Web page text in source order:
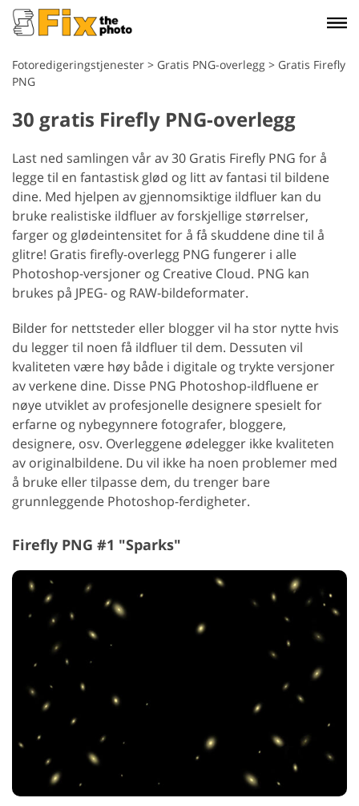
Fotoredigeringstjenester > Gratis PNG-overlegg > Gratis Firefly
PNG
30 gratis Firefly PNG-overlegg
Last ned samlingen vår av 30 Gratis Firefly PNG for å
legge til en fantastisk glød og litt av fantasi til bildene
dine. Med hjelpen av gjennomsiktige ildfluer kan du
bruke realistiske ildfluer av forskjellige størrelser,
farger og glødeintensitet for å få skuddene dine til å
glitre! Gratis firefly-overlegg PNG fungerer i alle
Photoshop-versjoner og Creative Cloud. PNG kan
brukes på JPEG- og RAW-bildeformater.
Bilder for nettsteder eller blogger vil ha stor nytte hvis
du legger til noen få ildfluer til dem. Dessuten vil
kvaliteten være høy både i digitale og trykte versjoner
av verkene dine. Disse PNG Photoshop-ildfluene er
nøye utviklet av profesjonelle designere spesielt for
erfarne og nybegynnere fotografer, bloggere,
designere, osv. Overleggene ødelegger ikke kvaliteten
av originalbildene. Du vil ikke ha noen problemer med
å bruke eller tilpasse dem, du trenger bare
grunnleggende Photoshop-ferdigheter.
Firefly PNG #1 "Sparks"